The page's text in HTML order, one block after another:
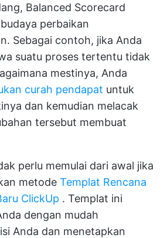
Balanced Scorecard
perbaikan
Sebagai contoh, jika Anda
suatu proses tertentu tidak
mestinya, Anda
curah pendapat untuk
dan kemudian melacak
tersebut membuat
perlu memulai dari awal jika
metode Templat Rencana
ClickUp . Templat ini
dengan mudah
Anda dan menetapkan